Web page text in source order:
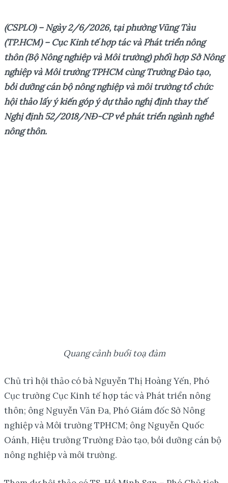
(CSPLO) – Ngày 2/6/2026, tại phường Vũng Tàu
(TP.HCM)– Cục Kinh tế hợp tác và Phát triển nông
thôn (Bộ Nông nghiệp và Môi trường) phối hợp Sở Nông
nghiệp và Môi trường TPHCM cùng Trường Đào tạo,
bồi dưỡng cán bộ nông nghiệp và môi trường tổ chức
hội thảo lấy ý kiến góp ý dự thảo nghị định thay thế
Nghị định 52/2018/NĐ-CP về phát triển ngành nghề
nông thôn.
Quang cảnh buổi toạ đàm
Chủ trì hội thảo có bà Nguyễn Thị Hoàng Yến, Phó
Cục trưởng Cục Kinh tế hợp tác và Phát triển nông
thôn; ông Nguyễn Văn Đa, Phó Giám đốc Sở Nông
nghiệp và Môi trường TPHCM; ông Nguyễn Quốc
Oánh, Hiệu trưởng Trường Đào tạo, bồi dưỡng cán bộ
nông nghiệp và môi trường.